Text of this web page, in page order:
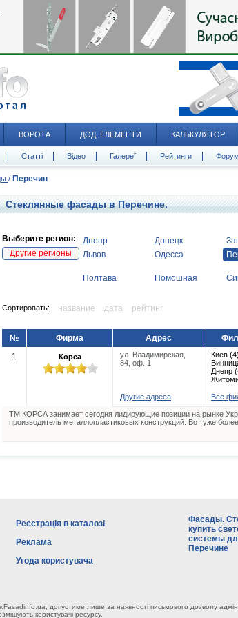
ВОРОТА ДОД. ЕЛЕМЕНТИ КАЛЬКУЛЯТОР
Статті Відео Галереї Рейтинги Форум
/ Перечин
Стеклянные фасады в Перечине.
Выберите регион:
Другие регионы
Днепр Донецк
Львов
Одесса
Полтава
Помошная
Сортировать: название дата рейтинг
№ Фирма Адрес
1
Корса
ул. Владимирская,
84, оф. 1
Киев (4)
Днепр
Другие адреса Все
ТМ КОРСА занимает сегодня лидирующие позиции на рынке
производитель металлопластиковых конструкций. Вот уже
Реєстрація в каталозі
Реклама
Угода користувача
Фасады.
купить
системы
Перечине
допустиме лише за наявності письмового дозволу
користувачі ресурсу.